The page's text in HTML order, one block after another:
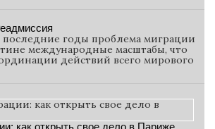
последние годы проблема миграции
международные масштабы, что
действий всего мирового